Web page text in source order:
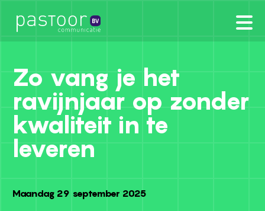
Zo vang je het
ravijnjaar op zonder
kwaliteit in te
leveren
Maandag 29 september 2025